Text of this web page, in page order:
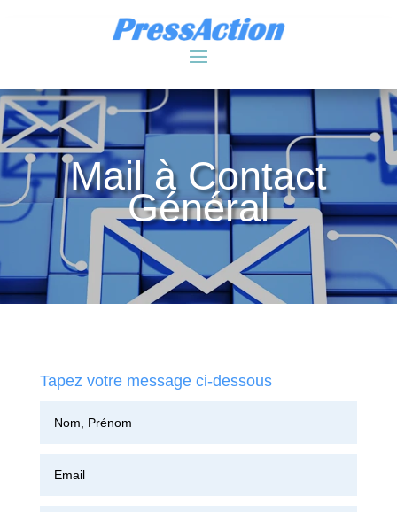
Mail à Contact
Général
Tapez votre message ci-dessous